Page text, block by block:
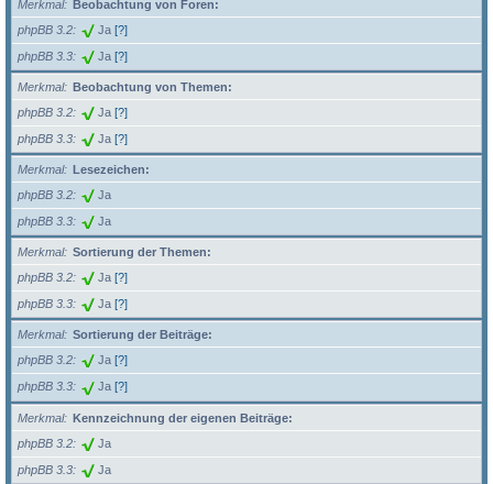
Merkmal
Beobachtung von Foren:
phpBB 3.2
Ja [?]
phpBB 3.3 Ja [?]
Merkmal
Beobachtung von Themen:
phpBB 3.2
Ja [?]
phpBB 3.3 Ja [?]
Merkmal
Lesezeichen:
phpBB 3.2
Ja
phpBB 3.3 Ja
Merkmal
Sortierung der Themen:
phpBB 3.2
Ja [?]
phpBB 3.3 Ja [?]
Merkmal
Sortierung der Beiträge:
phpBB 3.2
Ja [?]
phpBB 3.3 Ja [?]
Merkmal
Kennzeichnung der eigenen Beiträge:
phpBB 3.2
Ja
phpBB 3.3 Ja